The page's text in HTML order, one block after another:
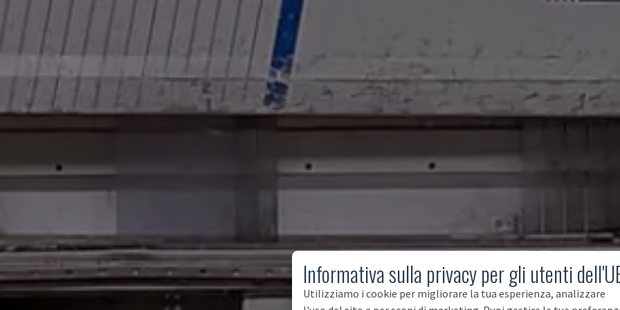
Informativa sulla privacy per gli utenti
Utilizziamo i cookie per migliorare la tua esperienza, analizzare